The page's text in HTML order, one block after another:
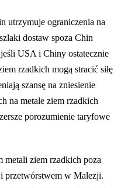
utrzymuje ograniczenia na
dostaw spoza Chin
USA i Chiny ostatecznie
rzadkich mogą stracić siłę
szansę na zniesienie
na metale ziem rzadkich
porozumienie taryfowe
metali ziem rzadkich poza
przetwórstwem w Malezji.